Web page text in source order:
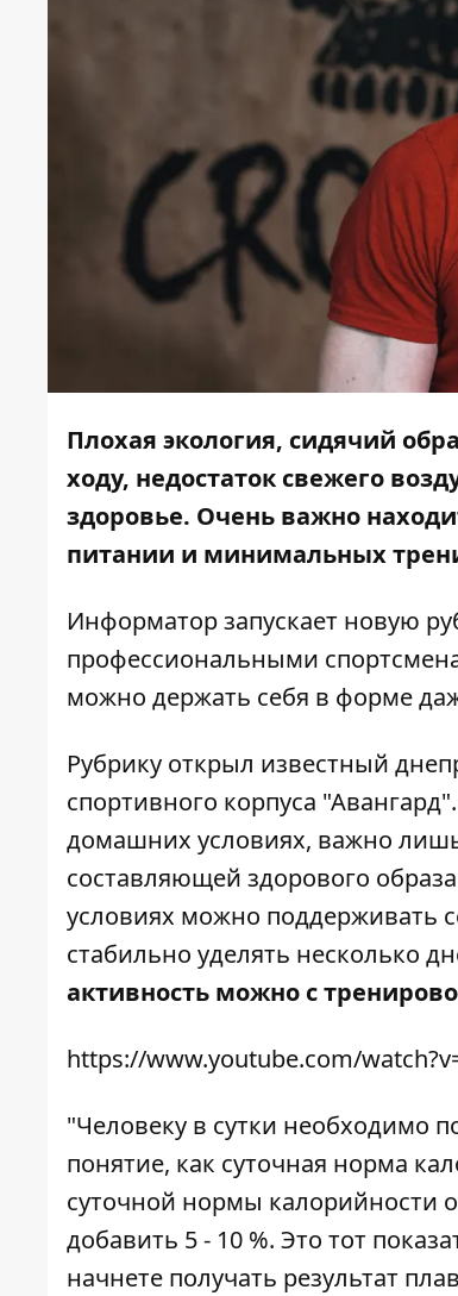
Плохая экология, сидячий
ходу, недостаток свежего
здоровье. Очень важно
питании и минимальных
Информаторзапускает новую
профессиональными
можно держать себя в форме
Рубрику открыл известный
спортивного корпуса "Авангард"
домашних условиях, важно
составляющей здорового
условиях можно поддерживать
стабильно уделять несколько
активность можно с
https://www.youtube.com/
"Человеку в сутки необходимо
понятие, как суточная норма
суточной нормы калорийности
добавить 5 - 10 %. Это тот
начнете получать результат